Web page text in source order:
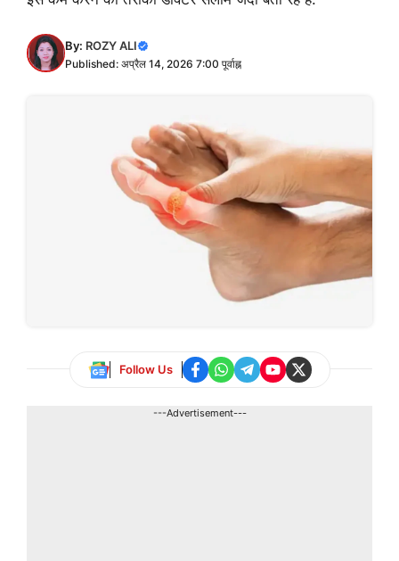
By: ROZY ALI
Published: अप्रैल 14, 2026 7:00 पूर्वाह्न
Follow Us
---Advertisement---